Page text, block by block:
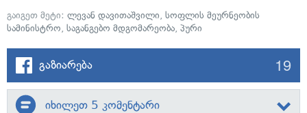
გაიგეთ მეტი: ლევან დავითაშვილი, სოფლის მეურნეობის
სამინისტრო, საგანგებო მდგომარეობა, პური
გაზიარება 19
იხილეთ 5 კომენტარი